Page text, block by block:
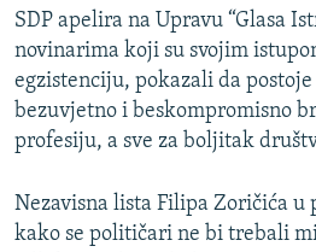
SDP apelira na Upravu “Glasa
novinarima koji su svojim
egzistenciju, pokazali da
bezuvjetno i beskompromisno
profesiju, a sve za boljitak
Nezavisna lista Filipa Zoričića u
kako se političari ne bi trebali